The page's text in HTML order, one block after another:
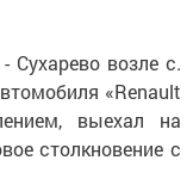
Сухарево возле с.
«Renault
выехал на
столкновение с